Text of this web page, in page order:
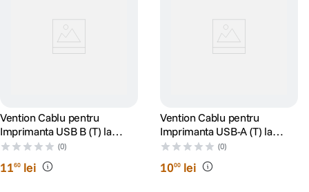
Vention Cablu pentru
Imprimanta USB B (T) la
USB-C (T) 480 Mbps 1.5m
(0)
1160 lei
Vention Cablu pentru
Imprimanta USB-A (T) la
USB-B (T) PVC 2m Negru
(0)
1000 lei